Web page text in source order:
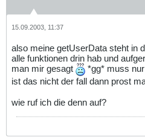
15.09.2003, 11:37
also meine getUserData steht in
alle funktionen drin hab und
man mir gesagt
*gg* muss
ist das nicht der fall dann prost
wie ruf ich die denn auf?